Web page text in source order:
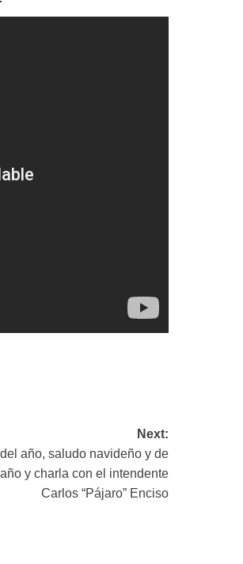
Next:
año, saludo navideño y de
y charla con el intendente
Carlos “Pájaro” Enciso